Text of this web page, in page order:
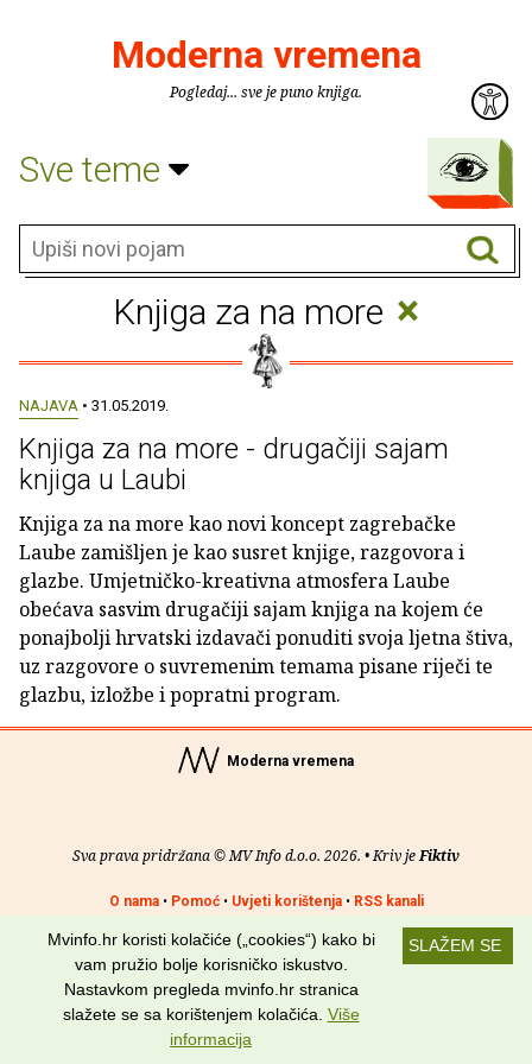
Moderna vremena
Pogledaj... sve je puno knjiga.
Sve teme
Knjiga za na more ×
NAJAVA • 31.05.2019.
Knjiga za na more - drugačiji sajam
knjiga u Laubi
Knjiga za na more kao novi koncept zagrebačke
Laube zamišljen je kao susret knjige, razgovora i
glazbe. Umjetničko-kreativna atmosfera Laube
obećava sasvim drugačiji sajam knjiga na kojem će
ponajbolji hrvatski izdavači ponuditi svoja ljetna štiva,
uz razgovore o suvremenim temama pisane riječi te
glazbu, izložbe i popratni program.
Moderna vremena
Sva prava pridržana © MV Info d.o.o. 2026. • Kriv jeFiktiv
O nama• Pomoć• Uvjeti korištenja• RSS kanali
Potraži nas na: SLAŽEM SE
Mvinfo.hr koristi kolačiće („cookies“) kako bi
vam pružio bolje korisničko iskustvo.
Nastavkom pregleda mvinfo.hr stranica
slažete se sa korištenjem kolačića. Više
informacija